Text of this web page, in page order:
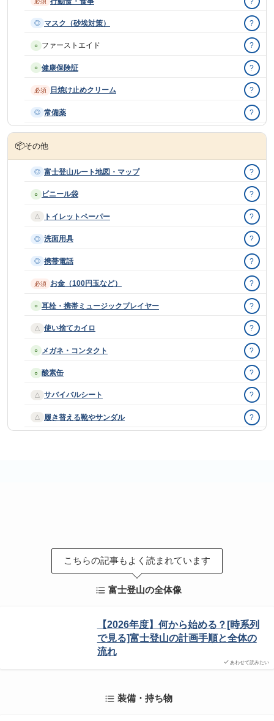
◎ マスク（砂埃対策） ?
○ ファーストエイド ?
○ 健康保険証 ?
必須 日焼け止めクリーム ?
◎ 常備薬 ?
📦その他
◎ 富士登山ルート地図・マップ ?
○ ビニール袋 ?
△ トイレットペーパー ?
◎ 洗面用具 ?
◎ 携帯電話 ?
必須 お金（100円玉など） ?
○ 耳栓・携帯ミュージックプレイヤー ?
△ 使い捨てカイロ ?
○ メガネ・コンタクト ?
○ 酸素缶 ?
△ サバイバルシート ?
△ 履き替える靴やサンダル ?
こちらの記事もよく読まれています
富士登山の全体像
あわせて読みたい
【2026年度】何から始める？[時系列
で見る]富士登山の計画手順と全体の
流れ
装備・持ち物